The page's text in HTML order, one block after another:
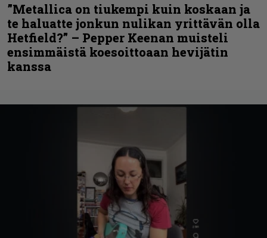
”Metallica on tiukempi kuin koskaan ja
te haluatte jonkun nulikan yrittävän olla
Hetfield?” – Pepper Keenan muisteli
ensimmäistä koesoittoaan hevijätin
kanssa